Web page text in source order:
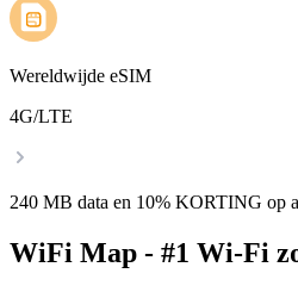
Wereldwijde eSIM
4G/LTE
240 MB data en 10% KORTING op
WiFi Map - #1 Wi-Fi